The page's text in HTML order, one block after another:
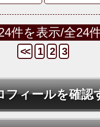
件を表示/全24
<< 1 2 3
フィールを確認